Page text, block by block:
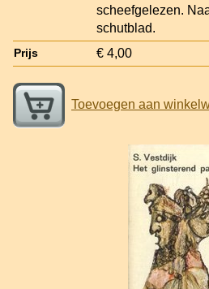
scheefgelezen.
schutblad.
Prijs € 4,00
Toevoegen aan